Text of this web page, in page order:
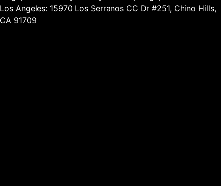
Los Angeles: 15970 Los Serranos CC Dr #251, Chino Hills,
CA 91709